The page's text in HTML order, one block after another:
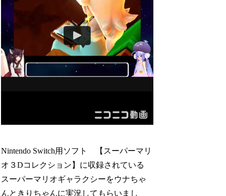
Nintendo Switch用ソフト 【スーパーマリ
オ３Dコレクション】に収録されている
スーパーマリオギャラクシーをウナちゃ
んときりちゃんに実況してもらいまし